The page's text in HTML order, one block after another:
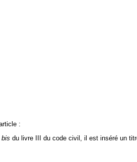
:
bis du livre III du code civil, il est inséré un